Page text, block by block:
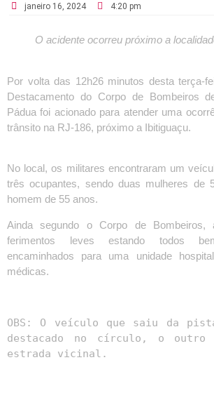
janeiro 16, 2024 4:20 pm
O acidente ocorreu próximo a
Por volta das 12h26 minutos desta terça-
Destacamento do Corpo de Bombeiros
Pádua foi acionado para atender uma
trânsito na RJ-186, próximo a Ibitiguaçu.
No local, os militares encontraram um
três ocupantes, sendo duas mulheres de
homem de 55 anos.
Ainda segundo o Corpo de Bombeiros,
ferimentos leves estando todos
encaminhados para uma unidade
médicas.
OBS: O veículo que saiu da
destacado no círculo, o outro
estrada vicinal.